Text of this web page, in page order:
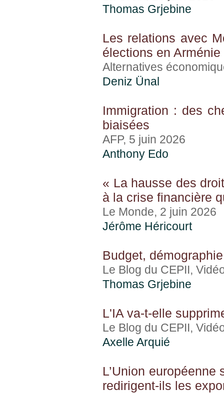
Thomas Grjebine
Les relations avec
élections en Arménie
Alternatives
Deniz Ünal
Immigration : des
biaisées
AFP, 5 juin 2026
Anthony Edo
« La hausse des
à la crise financière
Le Monde, 2 juin 2026
Jérôme Héricourt
Budget,
Le Blog du CEPII,
Thomas Grjebine
L'IA va-t-elle
Le Blog du CEPII,
Axelle Arquié
L’Union
redirigent-ils les